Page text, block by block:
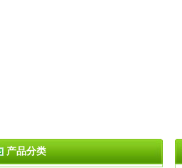
产品分类